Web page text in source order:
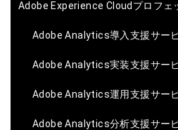
Adobe Experience Cloudプロフェ
Adobe Analytics導入支援サー
Adobe Analytics実装支援サー
Adobe Analytics運用支援サー
Adobe Analytics分析支援サー